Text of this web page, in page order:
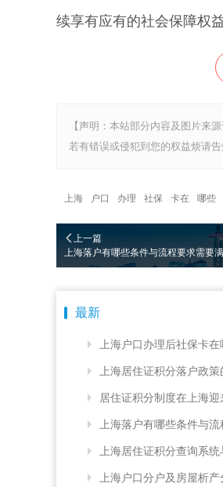
续享有应有的社会保障权益
【声明：本站部分内容及图片来
若有错误或侵犯到您的权益烦请
上海 户口 办理 社保 卡在 哪些
上一篇
上海落户有哪些条件与流程要求需要
最新
上海户口办理后社保卡
上海居住证积分落户政
居住证积分制度在上海迎
上海落户有哪些条件与
上海居住证积分查询系
上海户口分户及房屋析